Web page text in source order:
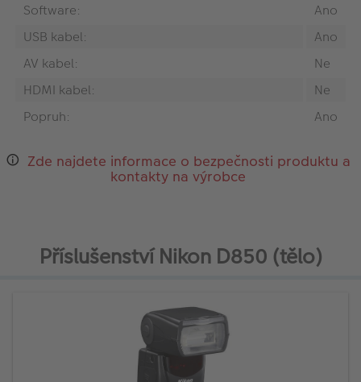
Software:
Ano
USB kabel:
Ano
AV kabel:
Ne
HDMI kabel:
Ne
Popruh:
Ano
Zde najdete informace o bezpečnosti produktu a
kontakty na výrobce
Příslušenství Nikon D850 (tělo)